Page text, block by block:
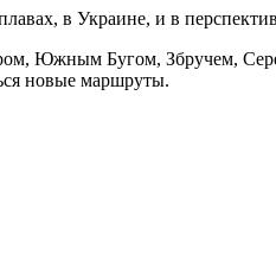
в Украине, и в
Южным Бугом, Збручем,
новые маршруты.